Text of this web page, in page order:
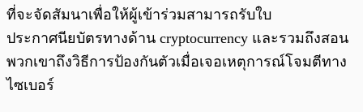
ที่จะจัดสัมนาเพื่อให้ผู้เข้าร่วมสามารถรับใบ
ประกาศนียบัตรทางด้าน cryptocurrency และรวมถึงสอน
พวกเขาถึงวิธีการป้องกันตัวเมื่อเจอเหตุการณ์โจมตีทาง
ไซเบอร์